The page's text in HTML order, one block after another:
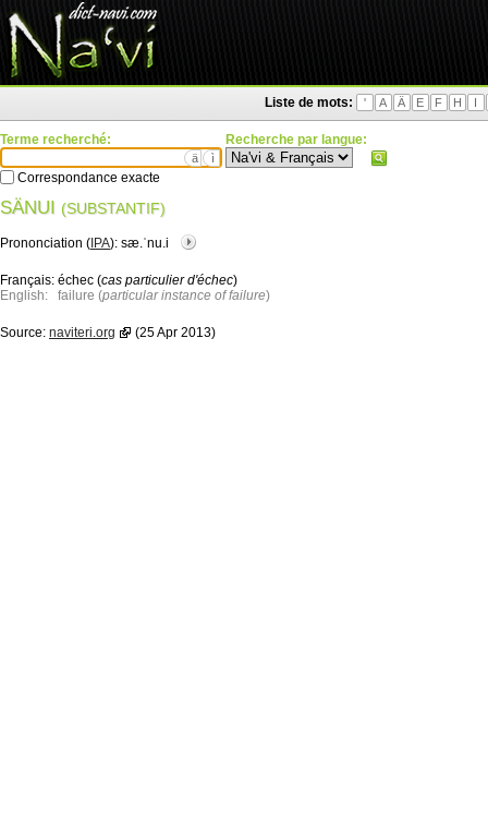
Liste de mots: ' A Ä E F H I
Terme recherché:
ä ì
Correspondance exacte
Recherche par langue:
SÄNUI (SUBSTANTIF)
Prononciation ( IPA): sæ.ˈnu.i
Français: échec (cas particulier d'échec)
English:
failure (particular instance of failure)
Source: naviteri.org (25 Apr 2013)